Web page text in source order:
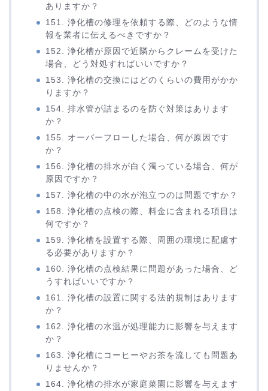
ありますか？
151. 浄化槽の修理を依頼する際、どのような情
報を業者に伝えるべきですか？
152. 浄化槽が原因で近隣からクレームを受けた
場合、どう対処すればいいですか？
153. 浄化槽の交換にはどのくらいの費用がかか
りますか？
154. 排水管が詰まるのを防ぐ対策はあります
か？
155. オーバーフローした場合、何が原因です
か？
156. 浄化槽の排水が白く濁っている場合、何が
原因ですか？
157. 浄化槽の中の水が泡立つのは問題ですか？
158. 浄化槽の点検の際、料金に含まれる項目は
何ですか？
159. 浄化槽を設置する際、周囲の環境に配慮す
る必要がありますか？
160. 浄化槽の点検結果に問題があった場合、ど
うすればいいですか？
161. 浄化槽の設置に関する法的規制はあります
か？
162. 浄化槽の水温が処理能力に影響を与えます
か？
163. 浄化槽にコーヒーやお茶を流しても問題あ
りませんか？
164. 浄化槽の排水が家庭菜園に影響を与えます